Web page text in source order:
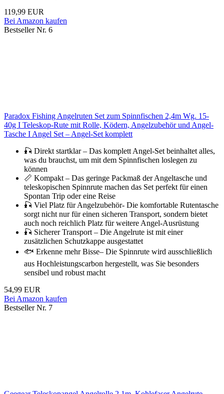
119,99 EUR
Bei Amazon kaufen
Bestseller Nr. 6
Paradox Fishing Angelruten Set zum Spinnfischen 2,4m Wg. 15-
40g I Teleskop-Rute mit Rolle, Ködern, Angelzubehör und Angel-
Tasche I Angel Set – Angel-Set komplett
🎣 Direkt startklar – Das komplett Angel-Set beinhaltet alles,
was du brauchst, um mit dem Spinnfischen loslegen zu
können
📏 Kompakt – Das geringe Packmaß der Angeltasche und
teleskopischen Spinnrute machen das Set perfekt für einen
Spontan Trip oder eine Reise
🎣 Viel Platz für Angelzubehör- Die komfortable Rutentasche
sorgt nicht nur für einen sicheren Transport, sondern bietet
auch noch reichlich Platz für weitere Angel-Ausrüstung
🎣 Sicherer Transport – Die Angelrute ist mit einer
zusätzlichen Schutzkappe ausgestattet
🐟 Erkenne mehr Bisse– Die Spinnrute wird ausschließlich
aus Hochleistungscarbon hergestellt, was Sie besonders
sensibel und robust macht
54,99 EUR
Bei Amazon kaufen
Bestseller Nr. 7